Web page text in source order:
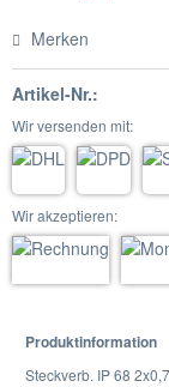
Merken
Artikel-Nr.:
Wir versenden mit:
Wir akzeptieren:
Produktinformation
Steckverb. IP 68